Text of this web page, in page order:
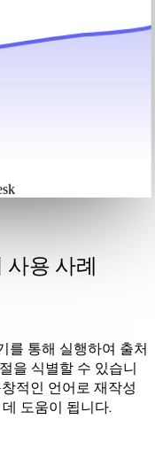
용 사례
를 통해 실행하여 출처
을 식별할 수 있습니
적인 언어로 재작성
도움이 됩니다.